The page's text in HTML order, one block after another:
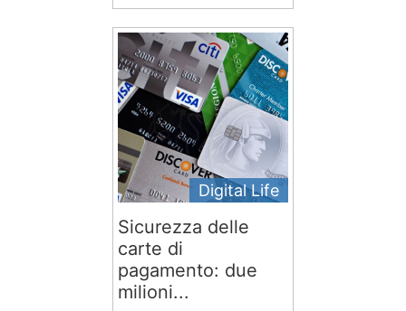
Digital Life
Sicurezza delle
carte di
pagamento: due
milioni...